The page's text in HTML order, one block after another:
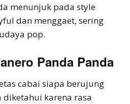
menunjuk pada style
dan menggaet, sering
pop.
Panda Panda
cabai siapa berujung
diketahui karena rasa